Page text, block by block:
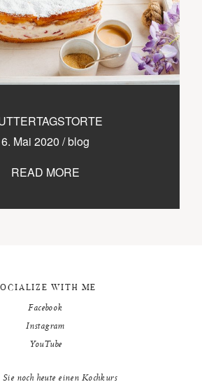
6. Mai 2020 /blog
READ MORE
Kontakt
/ VILLACH / KÄRNTEN
WITH ME
Facebook
Instagram
YouTube
Sie noch heute einen Kochkurs